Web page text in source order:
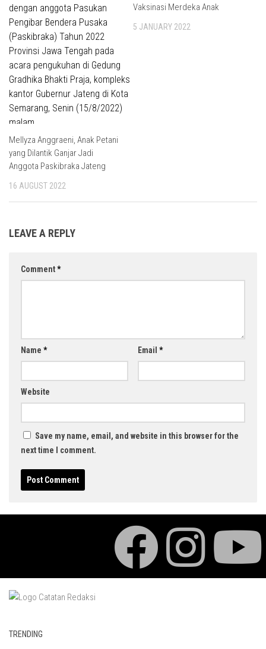
Mellyza Anggraeni, Anak Petani
yang Dilantik Ganjar Jadi
Anggota Paskibraka Jateng
16 AUGUST 2022
Vaksinasi Merdeka Anak
5 JANUARY 2022
LEAVE A REPLY
Comment*
Name * Email *
Website
Save my name, email, and website in this browser for the
next time I comment.
TRENDING